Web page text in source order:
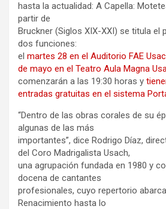
hasta la actualidad: A Capella:
partir de
Bruckner (Siglos XIX-XXI) se titula el
dos funciones:
el martes 28 en el Auditorio FAE
de mayo en el Teatro Aula Magna
comenzarán a las 19:30 horas y
entradas gratuitas en el sistema
“Dentro de las obras corales de su
algunas de las más
importantes”, dice Rodrigo Díaz,
del Coro Madrigalista Usach,
una agrupación fundada en 1980 y
docena de cantantes
profesionales, cuyo repertorio
Renacimiento hasta lo